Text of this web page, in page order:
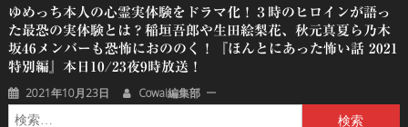
ゆめっち本人の心霊実体験をドラマ化！３時のヒロインが語っ
た最恐の実体験とは？稲垣吾郎や生田絵梨花、秋元真夏ら乃木
坂46メンバーも恐怖におののく！『ほんとにあった怖い話 2021
特別編』本日10/23夜9時放送！
2021年10月23日 Cowai編集部